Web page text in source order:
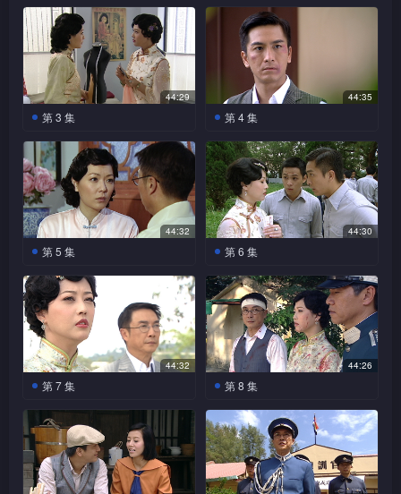
二人的关系建立于误解之上。话说蔡锷进京前「云吉
班」的妓女艳红得罪了警察总长余轩龙，凤云几经波折求得
逆天将款待蔡锷之晚宴设于「云吉班」，免「云吉班」受轩
龙摧毁。凤云误会晚宴因为蔡锷会见世凯期间以下犯上而告
吹，因而心生怨恨并在大庭广众咒骂蔡锷。蔡锷明知逆天设
宴旨在要他在北洋三杰面前屈服，逐利用凤云对他的敌意，
让北洋三杰消气，同时免自身的名节受损。
蔡锷当众覆述凤云对他的咒骂，凤云恼羞成怒，不禁对
蔡锷发难。北洋三杰为免跟凤云这妓女一般见识有失身分，
惩罚。凤云为蔡锷利用她来跟北洋三杰过招而忿忿不平。蔡
锷扬言要亲身治罪，挟凤云上房。二人同处一室，蔡锷无不
轨企图，只吩咐凤云如丫环般侍候他处理公务。凤云因自觉
被蔡锷玩弄，故意挑起口舌之争。二人首次角力，蔡锷只视
身边的走狗。
蔡锷向世凯提出开办「士官训练学院」，更要求世凯将
听到电台的广播，忆起昔日和
爱人的种种……时间回到民国
初年，名将蔡锷接到北伐总督
府的电报，收到大总统袁世凯
急召入京的指令。众军长带来
大批人马包围都督府，不惜以
死相谏，意图阻止蔡锷入京，
后经他的一番训示，众人才恍
然他已有周详的部署。
蔡锷在火车上惊见妻子白
思婷，原来思婷从他特意抽时
间为儿子修单车等琐事，猜测
蔡锷往见世凯实属吉凶难料，
决定一同前往。思婷因当年阻
碍了蔡锷的起义，虽然救了丈
夫一命，却令他抱憾终生，故
此行没有对蔡锷的决定加以阻
挠，反而以行动表明和丈夫共
媚，落力地招呼客人之际，警
察总长余轩龙带来人马缉拿花
魁艳红，台柱张凤云气定神闲
地以艳红正会晤军政界人物，
把轩龙吓倒；轩龙扬言三天后
再到访便离去，凤云决定向副
蔡锷往见世凯和北洋三
杰，逆天则带来行刺不成的晓
刚，陷蔡锷于不义。北洋三杰
乘机数落蔡锷对世凯的异心，
更举枪令他身陷险境，岂料他
却轻易化解，令世凯对他刮目
相看………
饭希望平息事件，但轩龙毫不
领情，令凤云气结。丽媚与凤
云谈论蔡锷入京一事，凤云高
声说蔡锷入京只为巴结袁世
凯，一定非正人君子，刚巧被
坐在厢房另一边的蔡锷听见。
丽媚劝凤云找三杰助「云吉
班」及艳红度过难关，但凤云
心高气傲不肯低头。
轩龙到云吉班要人，陈指
蔡锷将要在丽媚处宴请北洋三
杰，令轩龙不能对付云吉班。
蔡锷为向北洋三杰示好以降低
他们的戒心，不惜以言语捉弄
凤云，令凤云沉不住气以酒泼
向自己身上。三杰见此，认为
蔡锷亦是一丘之貉而大乐，但
逆天却觉蔡锷工于心计。蔡锷
侍候自己；凤云发现房中的蔡
锷前后判若两人……蔡锷忧虑
国家藉书法抒解心中愁，凤云
看蔡锷所写，明白他是个爱国
之人。
蔡锷与世凯见面，提出建
立士官训练学校，世凯一口答
应；丽媚之弟洪震得悉此事，
不惜赶回京投考。蔡锷向逆天
要军火作训练用，逆天将三杰
预留的武器转交给他；三杰不
想蔡锷坐大，迫他接受自己的
子弟兵入学……
44:29
第 3 集
散漫不予取录；北洋三杰宴请
蔡锷，更在席上暗示如不取录
众子弟兵将有恶果，凤云看见
蔡锷被三杰威胁仍不退让，开
始欣赏他。凤云以为凭美色就
可哄蔡锷让丽媚的弟弟洪震进
入军校，但蔡锷强调以考试成
绩为准，令凤云气结。凤云更
暗中将洪震的名字加入三杰子
逆天以军火之事挑拨三杰
与蔡锷对抗，权衡轻重后蔡锷
只得让众子弟兵入学，但却除
去了洪震的名字。丽媚爱弟心
切，竟拿出积蓄意图行贿蔡
锷，但他却不为所动。凤云见
蔡锷表里不一让子弟兵入学，
气得找记者Robinson要他揭发
蔡锷的恶行。原来Robinson是
事，但蔡锷反要他揭发自己以
权谋私一事。世凯被传媒质问
军校收生是否黑箱作业，世凯
把一切责任推至蔡锷身上，而
蔡锷亦答应重新考试收生。任
轩龙一直强迫任国当军
人，令任国对当军甚反感。蔡
锷让洪震再次投考，凤云立即
通知他赶回京城。轩龙要任国
投考士官学校，任国偷偷逃
走，轩龙气得派人将儿子捉回
更以枪指吓他……
44:35
第 4 集
锷评他不合格。蔡锷听取任国
的原委后，以激将法硬取录了
任国。任国被编入伍后，竟对
蔡锷说将大闹军营。任国在营
房不与人为伍只顾看书，众人
得知他是轩龙儿子亦不愿理会
各人训练期间，任国故意
与蔡锷作对；蔡锷使计分化任
国与队员间关系，令各队员不
满，欲合谋殴打任国泄𣸣；洪
震劝任国向同学道歉，但任国
宁愿被打也不肯低头。任国成
绩没有进步，陈劝蔡锷放弃
他，但蔡锷却有信心让任国成
材。任国在街上遇上菁儿，因
贼，令菁儿忍不住教训了他一
顿；原来菁儿小时候也是被拐
子贼捉走而令她与父亲失散。
另一方面，逆天终找出当年把
女儿捉去的拐子贼，更觅得寻
蔡锷见京城的事安顿下
来，劝思婷回乡照顾儿子；蔡
锷知道世凯扣起了军校经费，
令他立即赶去总统府质问。思
婷在洋服店再遇凤云，凤云从
思婷口中得知蔡锷柔情一面；
看见思婷一脸幸福，凤云羡慕
不已。
44:32
第 5 集
在家人身上，劝好友趁青春找
个好男人照顾自己，令凤云禁
不住想起思婷之言。蔡锷为军
校经费之事找世凯，但发现世
凯有心刁难，只得另想办法；
思婷提议举行义卖筹款，蔡决
定以「义卖馒头」吸引传媒注
意。世凯为拢络民心，迫于无
梁启超到京城探望蔡锷，
得悉了蔡锷常要与各方势力周
旋，劝他要万事小心。启超说
日本人对中国虎视眈眈，蔡锷
指行事将更谨慎，才不会让日
本有机可乘。蔡锷邀启超到军
校作客席讲师授课，任国见启
启超婉拒世凯邀请，更向
44:30
第 6 集
际却是骗他写道歉信给蔡锷；
蔡锷对突然收到任国的道歉信
感到奇怪，但启超指任国有心
改过是好事，令蔡锷释怀。凤
云到军校探听蔡锷口风，他的
答案令她舒了一口气。同学们
见任国围棋了得，叫任国与蔡
锷对奕；蔡锷对任国说出道歉
信一事，凤云惟有向任国撒
谎……
蔡锷与任国对奕时故意让
任国胜出，借机教他作战行军
之道理，令任国茅塞顿开。轩
龙送上银票给凤云；凤云为把
蔡锷拖下水，特意买下一套新
西服予他。蔡锷不想无故收受
礼物出言拒绝；蔡锷终得知凤
逆天得知菁儿正在医院急
44:32
第 7 集
落，幸得蔡锷出手相救更从旁
鼓励，令她再次重拾做人信
心。菁儿恢复健康，逆天接女
儿回家团聚，更为父女重逢而
44:26
第 8 集
知日军侵略山东之事，任国得
悉后主动相助。任国提议印制
传单作号外通知民众，希望以
群众压力迫令世凯出兵。任国